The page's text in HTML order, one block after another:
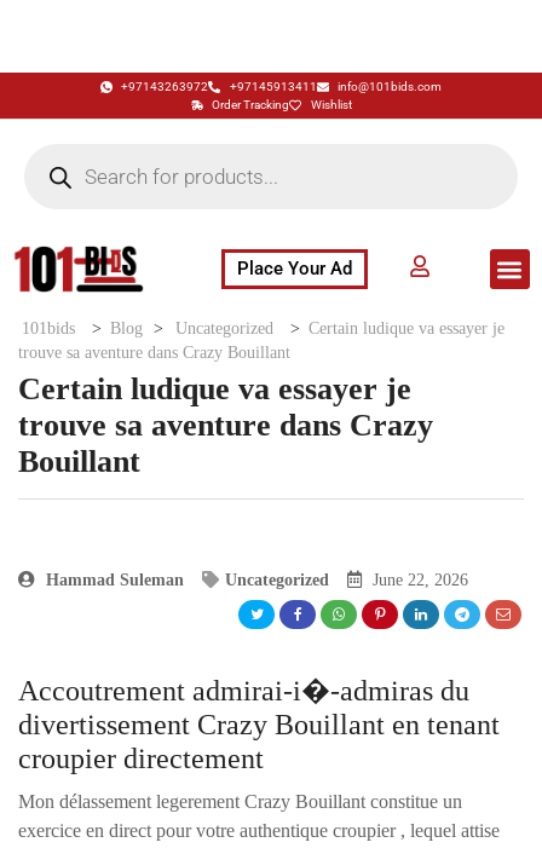
+97143263972 +97145913411
info@101bids.com
Order Tracking
Wishlist
Place Your Ad
101bids > Blog > Uncategorized > Certain ludique va essayer je
trouve sa aventure dans Crazy Bouillant
Certain ludique va essayer je
trouve sa aventure dans Crazy
Bouillant
Hammad Suleman Uncategorized June 22, 2026
Accoutrement admirai-i�-admiras du
divertissement Crazy Bouillant en tenant
croupier directement
Mon délassement legerement Crazy Bouillant constitue un
exercice en direct pour votre authentique croupier , lequel attise